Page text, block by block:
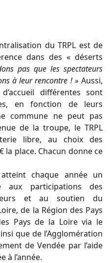
du TRPL est de
dans des « déserts
pas que les spectateurs
à leur rencontre ! » Aussi,
différentes sont
en fonction de leurs
commune ne peut pas
de la troupe, le TRPL
libre, au choix des
la place. Chacun donne ce
chaque année un
aux participations des
et au soutien du
de la Région des Pays
Pays de la Loire via le
que de l’Agglomération
de Vendée par l’aide
à l’année.